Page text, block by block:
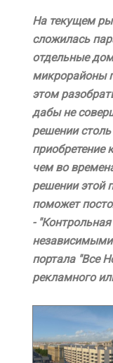
На текущем
сложилась
отдельные
микрорайоны
этом
дабы не
решении
приобретение
чем во
решении этой
поможет
-
портала "Все
рекламного